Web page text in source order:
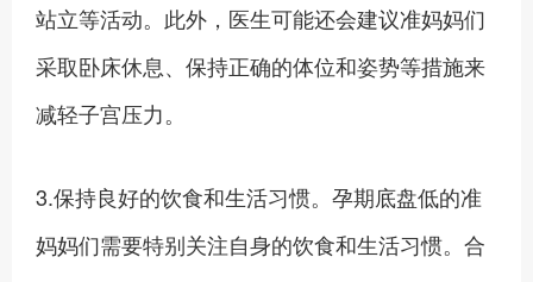
站立等活动。此外，医生可能还会建议准妈妈们
采取卧床休息、保持正确的体位和姿势等措施来
减轻子宫压力。
3.保持良好的饮食和生活习惯。孕期底盘低的准
妈妈们需要特别关注自身的饮食和生活习惯。合